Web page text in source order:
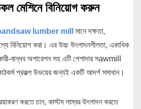
মেশিনে বিনিয়োগ করুন
lumber mill
মানে দক্ষতা,
বিনিয়োগ করা। এর উচ্চ উৎপাদনশীলতা, একাধিক
বান্ধব অপারেশন সহ এটি পেশাদার সawmill
প্রকল্প উভয়ের জন্যই একটি আদর্শ সমাধান।
করতে চান, কাস্টম লাম্বর উৎপাদন করতে